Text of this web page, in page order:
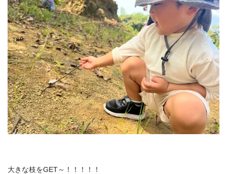
大きな枝をGET～！！！！！